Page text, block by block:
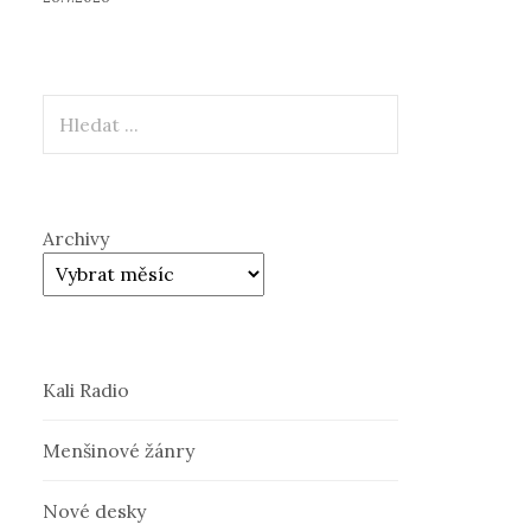
Archivy
Kali Radio
Menšinové žánry
Nové desky